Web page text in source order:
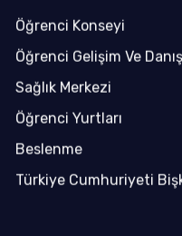
Öğrenci Konseyi
Öğrenci Gelişim Ve
Sağlık Merkezi
Öğrenci Yurtları
Beslenme
Türkiye Cumhuriyeti